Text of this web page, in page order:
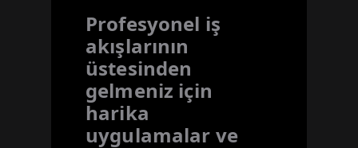
Profesyonel iş
akışlarının
üstesinden
gelmeniz için
harika
uygulamalar ve